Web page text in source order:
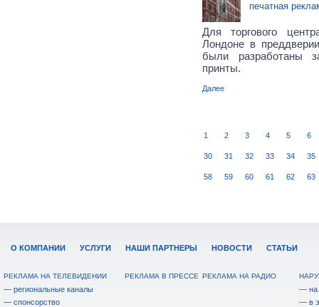
печатная
Для торгового
Лондоне в
были разработаны
принты.
Далее
1 2 3 4 5 6
30 31 32 33 34 35
58 59 60 61 62 63
О КОМПАНИИ УСЛУГИ НАШИ ПАРТНЕРЫ НОВОСТИ СТАТЬИ
РЕКЛАМА НА ТЕЛЕВИДЕНИИ
— региональные каналы
— спонсорство
РЕКЛАМА В ПРЕССЕ РЕКЛАМА НА РАДИО
— на
— в